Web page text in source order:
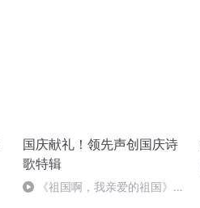
国庆献礼！领先声创国庆诗
歌特辑
《祖国啊，我亲爱的祖国》温